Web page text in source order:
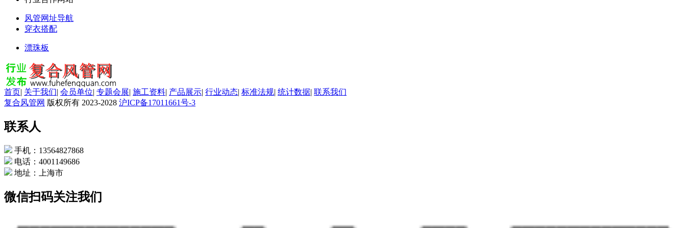
风管网址导航
穿衣搭配
漂珠板
首页| 关于我们| 会员单位| 专题会展| 施工资料| 产品展示| 行业动态| 标准法规| 统计数据| 联系我们
复合风管网 版权所有 2023-2028 沪ICP备17011661号-3
联系人
手机：13564827868
电话：4001149686
地址：上海市
微信扫码关注我们